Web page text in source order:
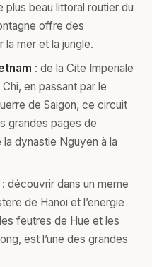
plus beau littoral routier du
offre des
la mer et la jungle.
: de la Cite Imperiale
en passant par le
de Saigon, ce circuit
grandes pages de
la dynastie Nguyen à la
: découvrir dans un meme
de Hanoi et l’energie
feutres de Hue et les
est l’une des grandes